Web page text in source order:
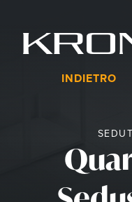
contenuto
INDIETRO